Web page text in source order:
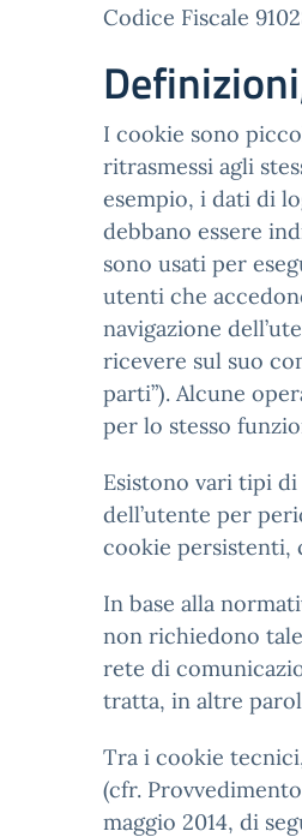
Codice Fiscale
I cookie sono
ritrasmessi agli
esempio, i dati di
debbano essere
sono usati per
utenti che
navigazione
ricevere sul suo
parti”). Alcune
per lo stesso
Esistono vari tipi
dell’utente per
cookie persistenti,
In base alla
non richiedono
rete di
tratta, in altre
Tra i cookie
(cfr. Provvedimento
maggio 2014, di